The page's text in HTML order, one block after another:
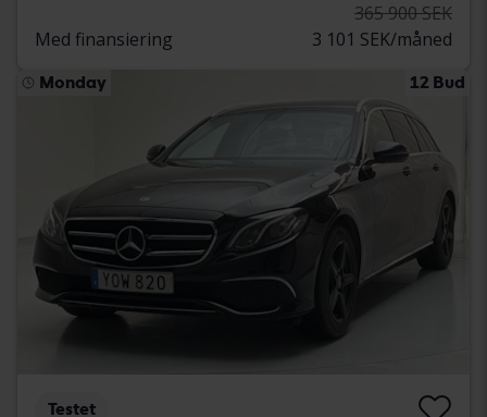
365 900 SEK
Med finansiering
3 101 SEK/måned
Monday 12 Bud
Testet